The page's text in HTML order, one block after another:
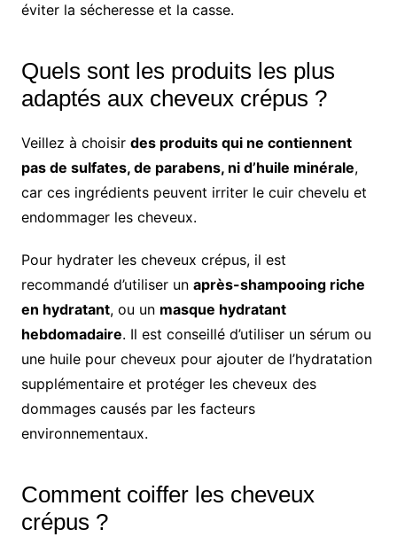
éviter la sécheresse et la casse.
Quels sont les produits les plus
adaptés aux cheveux crépus ?
Veillez à choisir des produits qui ne contiennent
pas de sulfates, de parabens, ni d’huile minérale,
car ces ingrédients peuvent irriter le cuir chevelu et
endommager les cheveux.
Pour hydrater les cheveux crépus, il est
recommandé d’utiliser un après-shampooing riche
en hydratant, ou un masque hydratant
hebdomadaire. Il est conseillé d’utiliser un sérum ou
une huile pour cheveux pour ajouter de l’hydratation
supplémentaire et protéger les cheveux des
dommages causés par les facteurs
environnementaux.
Comment coiffer les cheveux
crépus ?